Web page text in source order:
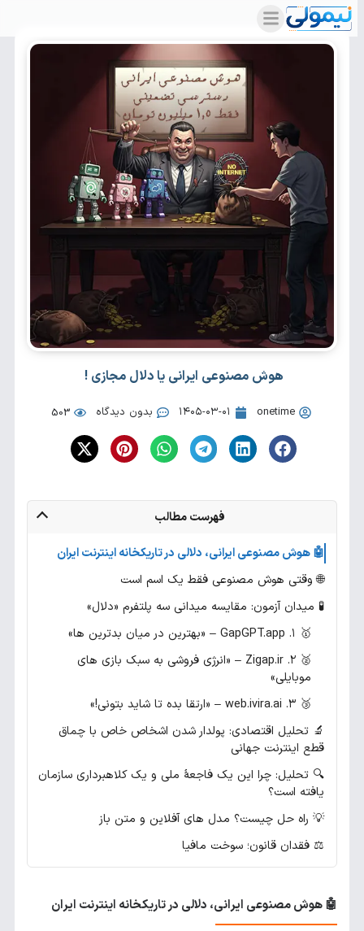
هوش مصنوعی ایرانی یا دلال مجازی !
onetime ۱۴۰۵-۰۳-۰۱ بدون دیدگاه 503
فهرست مطالب
🤖 هوش مصنوعی ایرانی، دلالی در تاریکخانه اینترنت ایران
🌐 وقتی هوش مصنوعی فقط یک اسم است
🧪 میدان آزمون: مقایسه میدانی سه پلتفرم «دلال»
🥇 ۱. GapGPT.app – «بهترین در میان بدترین ها»
🥈 ۲. Zigap.ir – «انرژی فروشی به سبک بازی های
موبایلی»
🥉 ۳. web.ivira.ai – «ارتقا بده تا شاید بتونی!»
🔬 تحلیل اقتصادی: پولدار شدن اشخاص خاص با چماق
قطع اینترنت جهانی
🔍 تحلیل: چرا این یک فاجعهٔ ملی و یک کلاهبرداری سازمان
یافته است؟
💡 راه حل چیست؟ مدل های آفلاین و متن باز
⚖️ فقدان قانون؛ سوخت مافیا
🤖 هوش مصنوعی ایرانی، دلالی در تاریکخانه اینترنت ایران